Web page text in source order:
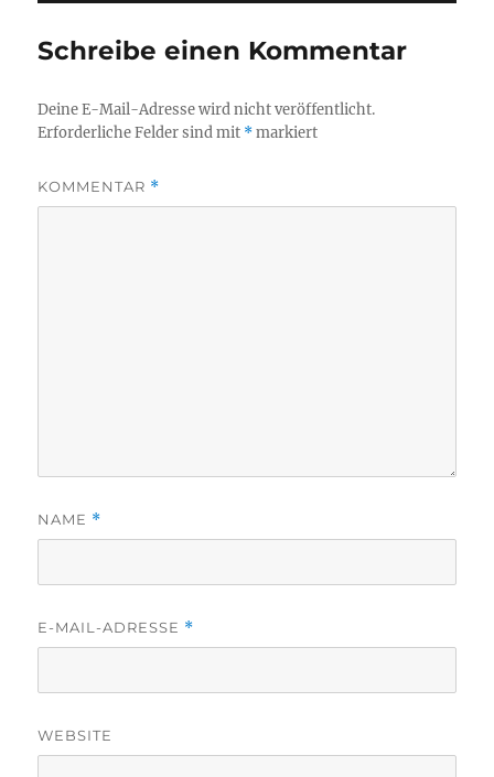
Schreibe einen Kommentar
Deine E-Mail-Adresse wird nicht veröffentlicht.
Erforderliche Felder sind mit *markiert
KOMMENTAR *
NAME *
E-MAIL-ADRESSE *
WEBSITE